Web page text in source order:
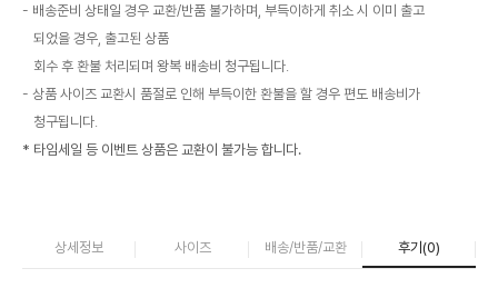
배송준비 상태일 경우 교환/반품 불가하며, 부득이하게 취소 시 이미 출고
되었을 경우, 출고된 상품
회수 후 환불 처리되며 왕복 배송비 청구됩니다.
상품 사이즈 교환시 품절로 인해 부득이한 환불을 할 경우 편도 배송비가
청구됩니다.
* 타임세일 등 이벤트 상품은 교환이 불가능 합니다.
상세정보 사이즈 배송/반품/교환 후기(0)